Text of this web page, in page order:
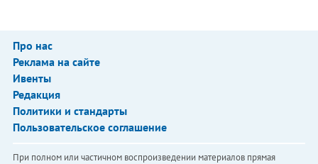
Про нас
Реклама на сайте
Ивенты
Редакция
Политики и стандарты
Пользовательское соглашение
При полном или частичном воспроизведении материалов прямая